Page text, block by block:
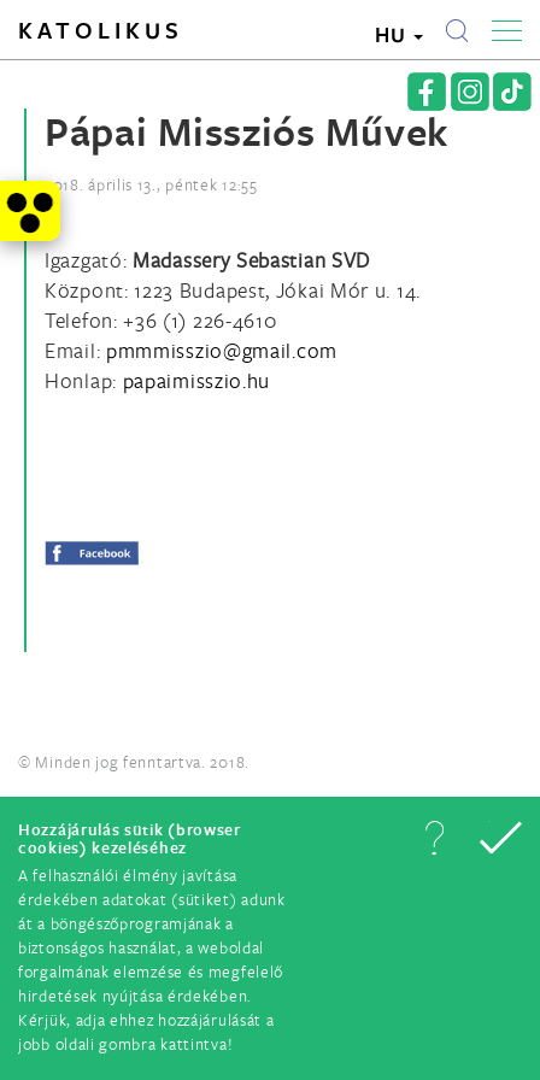
Hozzájárulás sütik (browser
cookies) kezeléséhez
A felhasználói élmény javítása
érdekében adatokat (sütiket) adunk
át a böngészőprogramjának a
biztonságos használat, a weboldal
forgalmának elemzése és megfelelő
hirdetések nyújtása érdekében.
Kérjük, adja ehhez hozzájárulását a
jobb oldali gombra kattintva!
KATOLIKUS HU
Pápai Missziós Művek
2018. április 13., péntek 12:55
Igazgató: Madassery Sebastian SVD
Központ: 1223 Budapest, Jókai Mór u. 14.
Telefon: +36 (1) 226-4610
Email:
Honlap: papaimisszio.hu
© Minden jog fenntartva. 2018.